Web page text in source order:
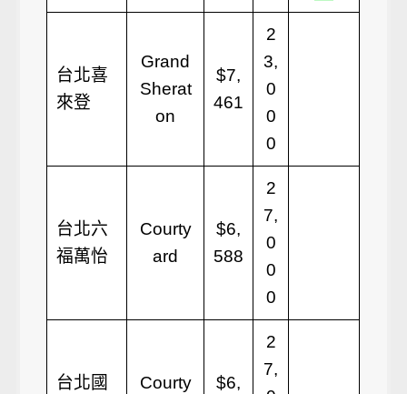
台北喜
來登
Grand
Sherat
on
$7,
461
2
3,
0
0
0
台北六
福萬怡
Courty
ard
$6,
588
2
7,
0
0
0
台北國 Courty $6,
2
7,